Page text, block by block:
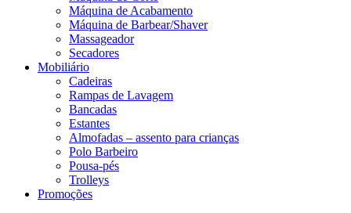
Máquina de Acabamento
Máquina de Barbear/Shaver
Massageador
Secadores
Mobiliário
Cadeiras
Rampas de Lavagem
Bancadas
Estantes
Almofadas – assento para crianças
Polo Barbeiro
Pousa-pés
Trolleys
Promoções